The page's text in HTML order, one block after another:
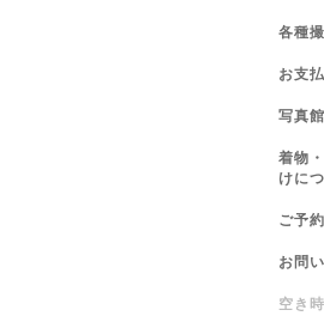
各種
お支
写真
着物
けに
ご予約
お問
空き